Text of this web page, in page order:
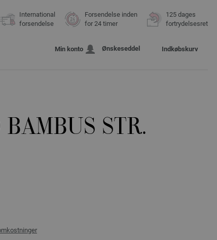
International
forsendelse
Forsendelse inden
for 24 timer
125 dages
fortrydelsesret
Min konto Ønskeseddel Indkøbskurv
STR.